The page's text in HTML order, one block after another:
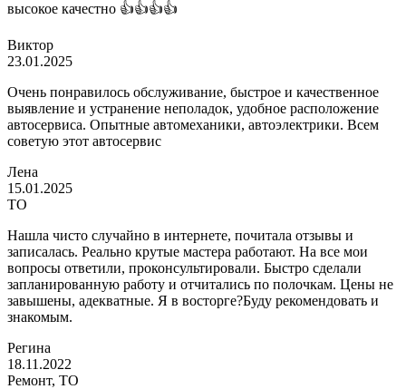
высокое качестно 👍👍👍👍
Виктор
23.01.2025
Очень понравилось обслуживание, быстрое и качественное
выявление и устранение неполадок, удобное расположение
автосервиса. Опытные автомеханики, автоэлектрики. Всем
советую этот автосервис
Лена
15.01.2025
ТО
Нашла чисто случайно в интернете, почитала отзывы и
записалась. Реально крутые мастера работают. На все мои
вопросы ответили, проконсультировали. Быстро сделали
запланированную работу и отчитались по полочкам. Цены не
завышены, адекватные. Я в восторге?Буду рекомендовать и
знакомым.
Регина
18.11.2022
Ремонт, ТО